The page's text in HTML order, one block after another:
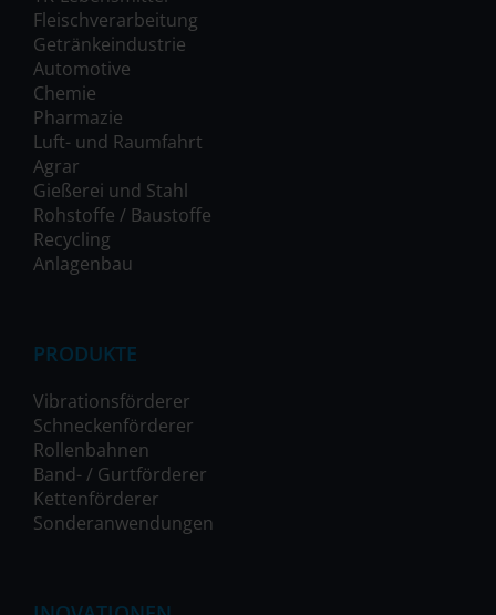
Fleischverarbeitung
Getränkeindustrie
Automotive
Chemie
Pharmazie
Luft- und Raumfahrt
Agrar
Gießerei und Stahl
Rohstoffe / Baustoffe
Recycling
Anlagenbau
PRODUKTE
Vibrationsförderer
Schneckenförderer
Rollenbahnen
Band- / Gurtförderer
Kettenförderer
Sonderanwendungen